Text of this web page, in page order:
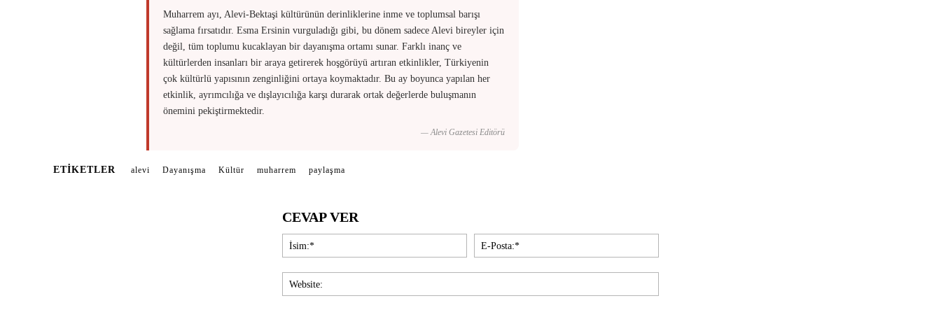
Muharrem ayı, Alevi-Bektaşi kültürünün derinliklerine inme ve toplumsal barışı
sağlama fırsatıdır. Esma Ersinin vurguladığı gibi, bu dönem sadece Alevi bireyler için
değil, tüm toplumu kucaklayan bir dayanışma ortamı sunar. Farklı inanç ve
kültürlerden insanları bir araya getirerek hoşgörüyü artıran etkinlikler, Türkiyenin
çok kültürlü yapısının zenginliğini ortaya koymaktadır. Bu ay boyunca yapılan her
etkinlik, ayrımcılığa ve dışlayıcılığa karşı durarak ortak değerlerde buluşmanın
önemini pekiştirmektedir.
— Alevi Gazetesi Editörü
ETIKETLER alevi Dayanışma Kültür muharrem paylaşma
CEVAP VER
İsim:*
Posta:*